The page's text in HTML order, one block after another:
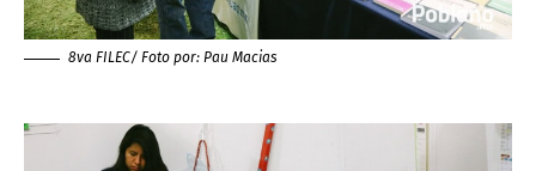
8va FILEC/ Foto por: Pau Macias